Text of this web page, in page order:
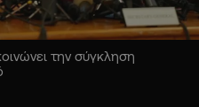
την σύγκληση